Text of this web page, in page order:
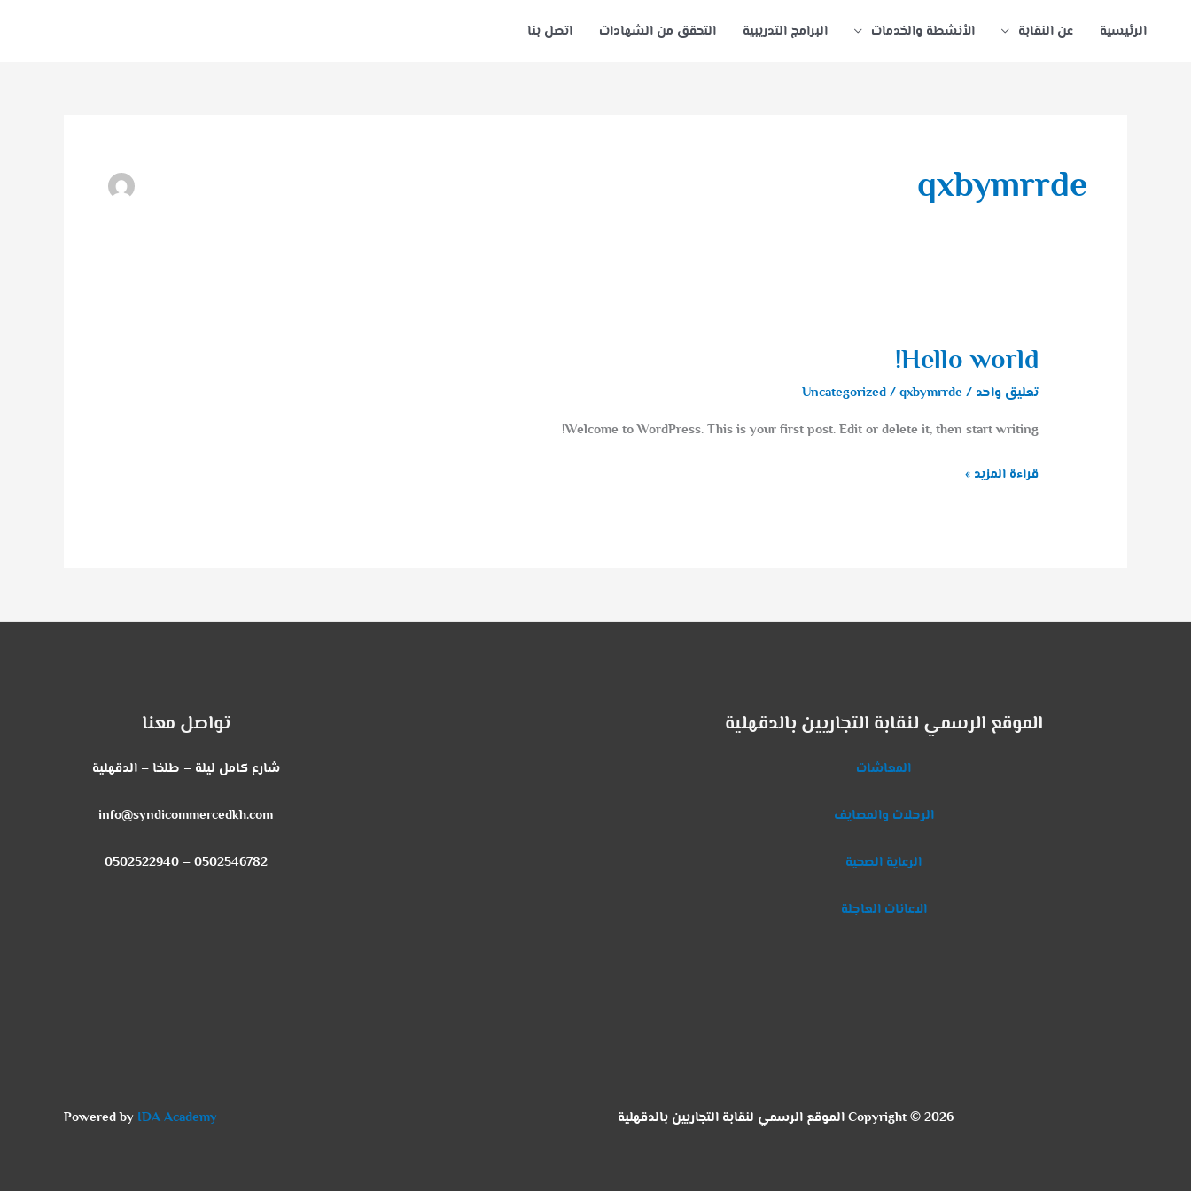
الرئيسية عن النقابة الأنشطة والخدمات البرامج التدريبية التحقق من الشهادات اتصل بنا
qxbymrrde
Hello world!
تعليق واحد /
Uncategorized/qxbymrrde
Welcome to WordPress. This is your first post. Edit or delete it, then start writing!
Hello
قراءة المزيد »
الموقع الرسمي لنقابة التجاريين بالدقهلية
المعاشات
الرحلات والمصايف
الرعاية الصحية
الاعانات العاجلة
تواصل معنا
شارع كامل ليلة – طلخا – الدقهلية
info@syndicommercedkh.com
0502546782 – 0502522940
Copyright © 2026 الموقع الرسمي لنقابة التجاريين بالدقهلية Powered by IDA Academy